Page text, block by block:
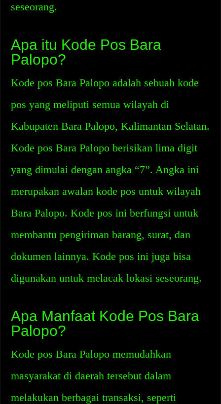
seseorang.
Apa itu Kode Pos Bara
Palopo?
Kode pos Bara Palopo adalah sebuah kode
pos yang meliputi semua wilayah di
Kabupaten Bara Palopo, Kalimantan Selatan.
Kode pos Bara Palopo berisikan lima digit
yang dimulai dengan angka “7”. Angka ini
merupakan awalan kode pos untuk wilayah
Bara Palopo. Kode pos ini berfungsi untuk
membantu pengiriman barang, surat, dan
dokumen lainnya. Kode pos ini juga bisa
digunakan untuk melacak lokasi seseorang.
Apa Manfaat Kode Pos Bara
Palopo?
Kode pos Bara Palopo memudahkan
masyarakat di daerah tersebut dalam
melakukan berbagai transaksi, seperti